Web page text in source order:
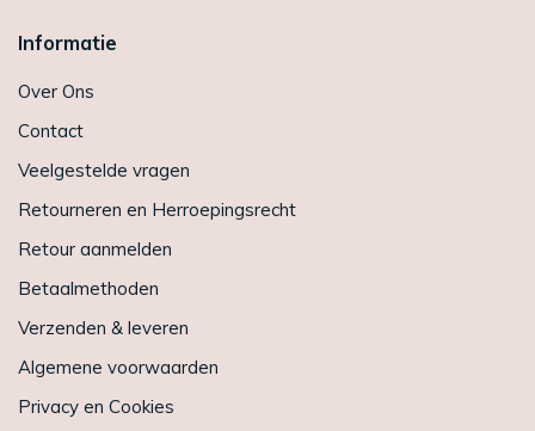
Informatie
Over Ons
Contact
Veelgestelde vragen
Retourneren en Herroepingsrecht
Retour aanmelden
Betaalmethoden
Verzenden & leveren
Algemene voorwaarden
Privacy en Cookies